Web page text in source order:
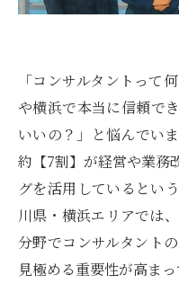
「コンサルタントって
や横浜で本当に信頼で
いいの？」と悩んでい
約【7割】が経営や業務
グを活用しているとい
川県・横浜エリアでは
分野でコンサルタント
見極める重要性が高まっ